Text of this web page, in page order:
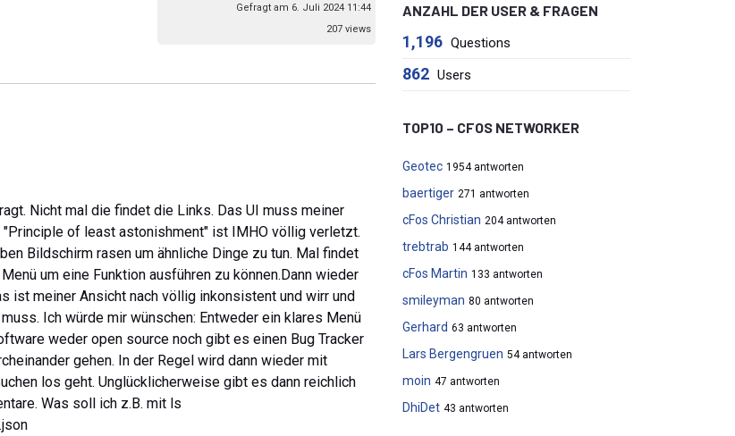
Gefragt am 6. Juli 2024 11:44
207 views
Nicht mal die findet die Links. Das UI muss meiner
of least astonishment" ist IMHO völlig verletzt.
Bildschirm rasen um ähnliche Dinge zu tun. Mal findet
um eine Funktion ausführen zu können.Dann wieder
ist meiner Ansicht nach völlig inkonsistent und wirr und
Ich würde mir wünschen: Entweder ein klares Menü
weder open source noch gibt es einen Bug Tracker
gehen. In der Regel wird dann wieder mit
los geht. Unglücklicherweise gibt es dann reichlich
Was soll ich z.B. mit ls
ANZAHL DER USER & FRAGEN
1,196 Questions
862 Users
TOP10 – CFOS NETWORKER
Geotec 1954 antworten
baertiger 271 antworten
cFos Christian 204 antworten
trebtrab 144 antworten
cFos Martin 133 antworten
smileyman 80 antworten
Gerhard 63 antworten
Lars Bergengruen 54 antworten
moin 47 antworten
DhiDet 43 antworten